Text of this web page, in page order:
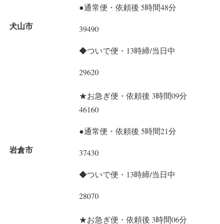
犬山市
●通常便・依頼後 5時間48分
39490
◆ついで便・13時締/当日中
29620
岩倉市
★お急ぎ便・依頼後 3時間09分
46160
●通常便・依頼後 5時間21分
37430
◆ついで便・13時締/当日中
28070
★お急ぎ便・依頼後 3時間06分